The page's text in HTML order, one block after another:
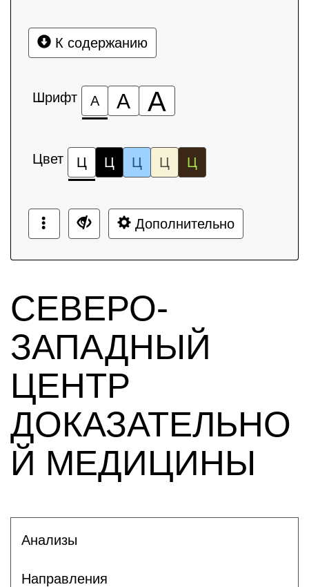
К содержанию
Шрифт А А А
Цвет Ц Ц Ц Ц Ц
Дополнительно
СЕВЕРО-
ЗАПАДНЫЙ
ЦЕНТР
ДОКАЗАТЕЛЬНО
Й МЕДИЦИНЫ
Анализы
Направления